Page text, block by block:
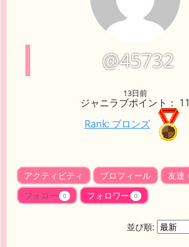
@45732
13日前
ジャニラブポイント： 11
Rank: ブロンズ
アクティビティ プロフィール 友達
フォロー 0 フォロワー 0
並び順: